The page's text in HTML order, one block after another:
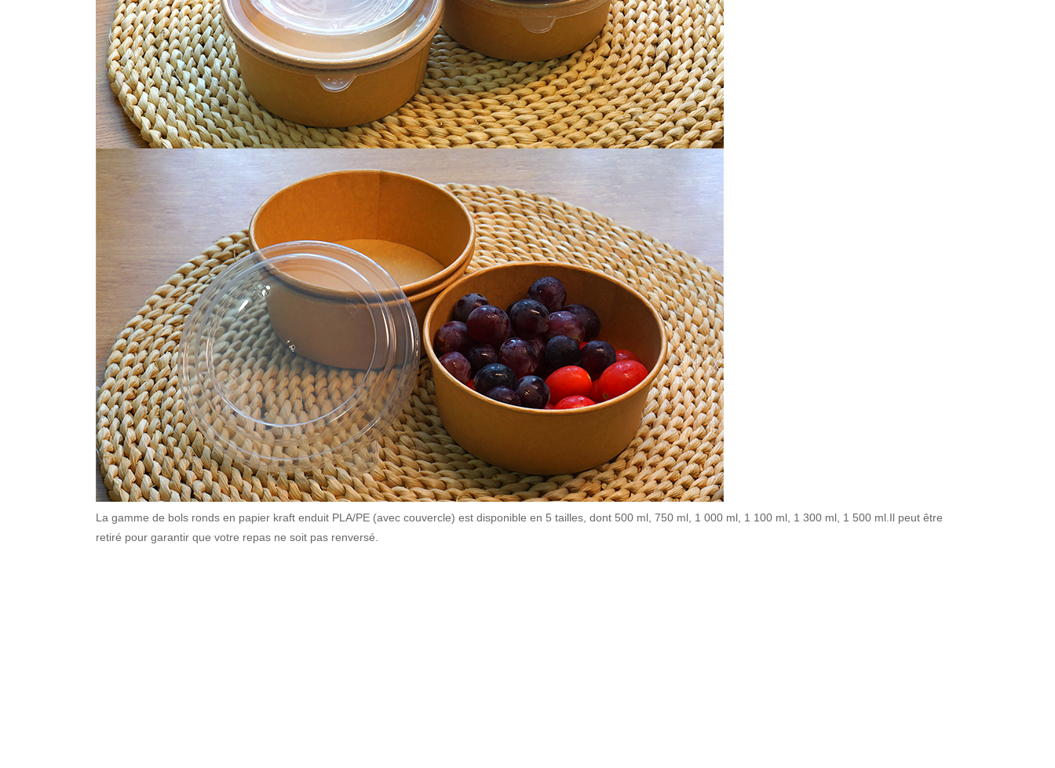
La gamme de bols ronds en papier kraft enduit PLA/PE (avec couvercle) est disponible en 5 tailles, dont 500 ml, 750 ml, 1 000 ml, 1 100 ml, 1 300 ml, 1 500 ml.Il peut être
retiré pour garantir que votre repas ne soit pas renversé.